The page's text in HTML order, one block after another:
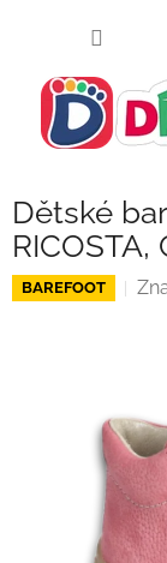
Dětské
BAREFOOT